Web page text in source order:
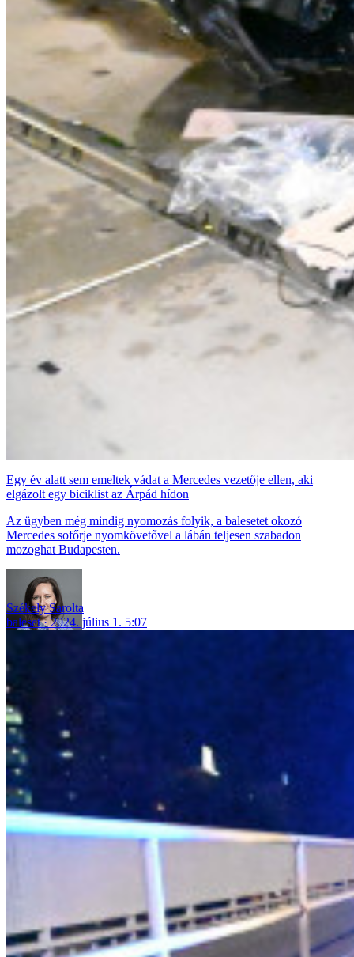
Egy év alatt sem emeltek vádat a Mercedes vezetője ellen, aki
elgázolt egy biciklist az Árpád hídon
Az ügyben még mindig nyomozás folyik, a balesetet okozó
Mercedes sofőrje nyomkövetővel a lábán teljesen szabadon
mozoghat Budapesten.
Székely Sarolta
baleset
2024. július 1. 5:07